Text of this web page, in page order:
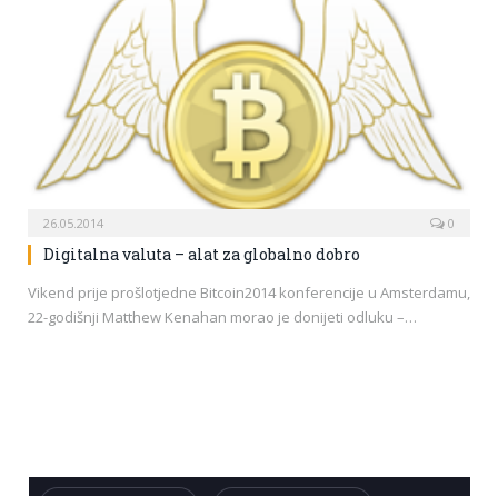
26.05.2014 0
Digitalna valuta – alat za globalno dobro
Vikend prije prošlotjedne Bitcoin2014 konferencije u Amsterdamu,
22-godišnji Matthew Kenahan morao je donijeti odluku –…